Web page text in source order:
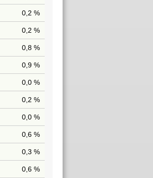
0,2 %
0,2 %
0,8 %
0,9 %
0,0 %
0,2 %
0,0 %
0,6 %
0,3 %
0,6 %